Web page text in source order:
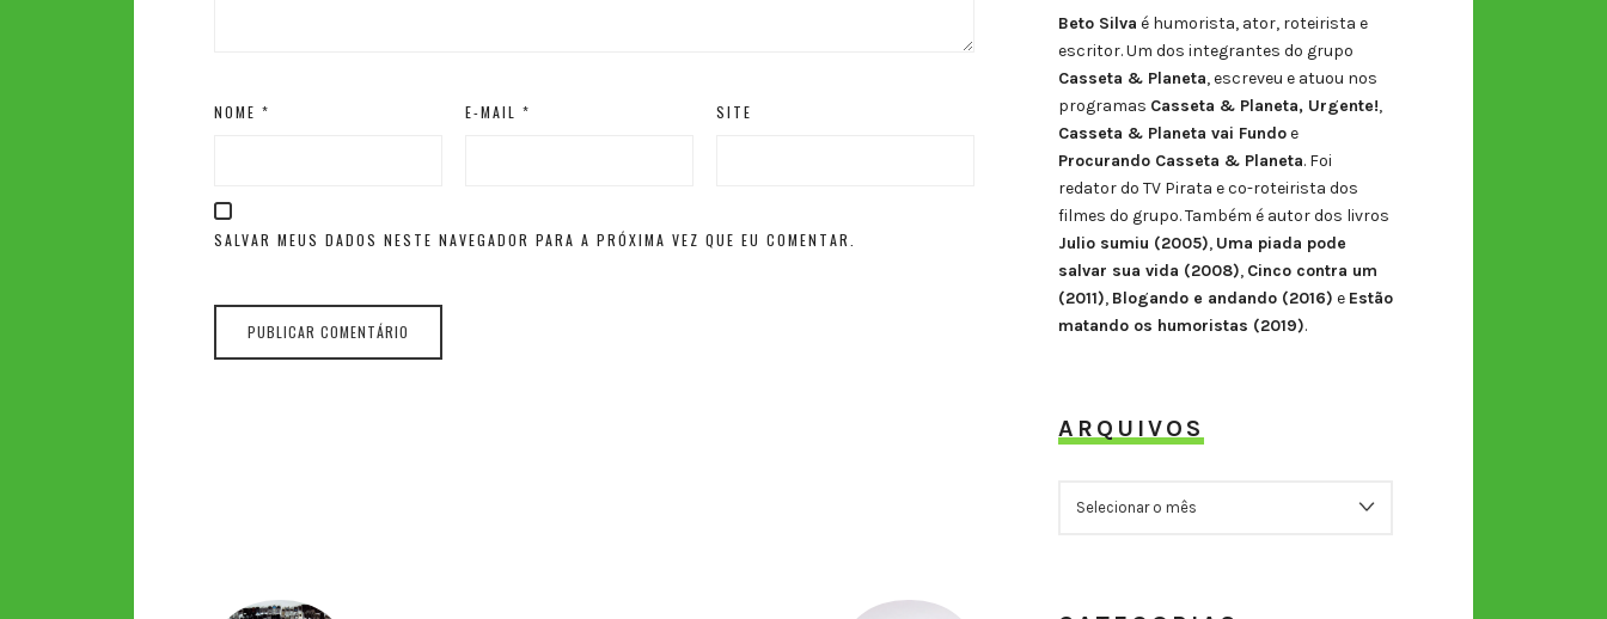
NOME* E-MAIL * SITE
SALVAR MEUS DADOS NESTE NAVEGADOR PARA A PRÓXIMA VEZ QUE EU COMENTAR.
Beto Silva é humorista, ator, roteirista e
escritor. Um dos integrantes do grupo
Casseta & Planeta, escreveu e atuou nos
programas Casseta & Planeta, Urgente!,
Casseta & Planeta vai Fundoe
Procurando Casseta & Planeta. Foi
redator do TV Pirata e co-roteirista dos
filmes do grupo. Também é autor dos livros
Julio sumiu (2005), Uma piada pode
salvar sua vida (2008), Cinco contra um
(2011), Blogando e andando (2016) e Estão
matando os humoristas (2019).
ARQUIVOS